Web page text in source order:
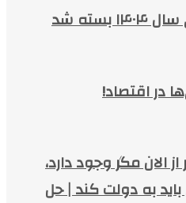
شد
در اقتصاد!
الان مگر وجود دارد،
به دولت کند | حل